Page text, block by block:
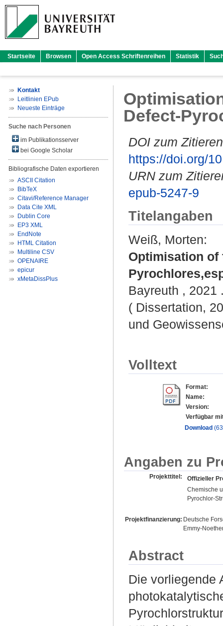
Startseite Browsen Open Access Schriftenreihen Statistik
Kontakt
Leitlinien EPub
Neueste Einträge
Suche nach Personen
im Publikationsserver
bei Google Scholar
Bibliografische Daten exportieren
ASCII Citation
BibTeX
Citavi/Reference Manager
Data Cite XML
Dublin Core
EP3 XML
EndNote
HTML Citation
Multiline CSV
OPENAIRE
epicur
xMetaDissPlus
Defect-
DOI zum
https://doi.org/
URN zum
epub-5247-9
Titelangaben
Weiß, Morten:
Optimisation
Bayreuth , 2021
( Dissertation,
und
Volltext
Format:
Name:
Version:
Verfügbar
Download
Angaben zu
Projekttitel:
Offizieller
Chemische
Pyrochlor-
Projektfinanzierung: Deutsche
Emmy-
Abstract
Die vorliegende